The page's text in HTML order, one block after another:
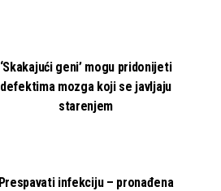
‘Skakajući geni’ mogu pridonijeti
defektima mozga koji se javljaju
starenjem
Prespavati infekciju – pronađena